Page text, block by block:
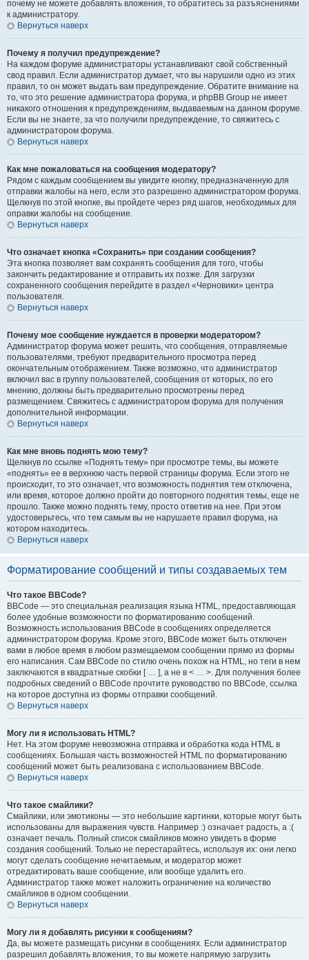
почему не можете добавлять вложения, то обратитесь за разъяснениями
к администратору.
Вернуться наверх
Почему я получил предупреждение?
На каждом форуме администраторы устанавливают свой собственный
свод правил. Если администратор думает, что вы нарушили одно из этих
правил, то он может выдать вам предупреждение. Обратите внимание на
то, что это решение администратора форума, и phpBB Group не имеет
никакого отношения к предупреждениям, выдаваемым на данном форуме.
Если вы не знаете, за что получили предупреждение, то свяжитесь с
администратором форума.
Вернуться наверх
Как мне пожаловаться на сообщения модератору?
Рядом с каждым сообщением вы увидите кнопку, предназначенную для
отправки жалобы на него, если это разрешено администратором форума.
Щелкнув по этой кнопке, вы пройдете через ряд шагов, необходимых для
оправки жалобы на сообщение.
Вернуться наверх
Что означает кнопка «Сохранить» при создании сообщения?
Эта кнопка позволяет вам сохранять сообщения для того, чтобы
закончить редактирование и отправить их позже. Для загрузки
сохраненного сообщения перейдите в раздел «Черновики» центра
пользователя.
Вернуться наверх
Почему мое сообщение нуждается в проверки модератором?
Администратор форума может решить, что сообщения, отправляемые
пользователями, требуют предварительного просмотра перед
окончательным отображением. Также возможно, что администратор
включил вас в группу пользователей, сообщения от которых, по его
мнению, должны быть предварительно просмотрены перед
размещением. Свяжитесь с администратором форума для получения
дополнительной информации.
Вернуться наверх
Как мне вновь поднять мою тему?
Щелкнув по ссылке «Поднять тему» при просмотре темы, вы можете
«поднять» ее в верхнюю часть первой страницы форума. Если этого не
происходит, то это означает, что возможность поднятия тем отключена,
или время, которое должно пройти до повторного поднятия темы, еще не
прошло. Также можно поднять тему, просто ответив на нее. При этом
удостоверьтесь, что тем самым вы не нарушаете правил форума, на
котором находитесь.
Вернуться наверх
Форматирование сообщений и типы создаваемых тем
Что такое BBCode?
BBCode — это специальная реализация языка HTML, предоставляющая
более удобные возможности по форматированию сообщений.
Возможность использования BBCode в сообщениях определяется
администратором форума. Кроме этого, BBCode может быть отключен
вами в любое время в любом размещаемом сообщении прямо из формы
его написания. Сам BBCode по стилю очень похож на HTML, но теги в нем
заключаются в квадратные скобки [ … ], а не в < … >. Для получения более
подробных сведений о BBCode прочтите руководство по BBCode, ссылка
на которое доступна из формы отправки сообщений.
Вернуться наверх
Могу ли я использовать HTML?
Нет. На этом форуме невозможна отправка и обработка кода HTML в
сообщениях. Большая часть возможностей HTML по форматированию
сообщений может быть реализована с использованием BBCode.
Вернуться наверх
Что такое смайлики?
Смайлики, или эмотиконы — это небольшие картинки, которые могут быть
использованы для выражения чувств. Например :) означает радость, а :(
означает печаль. Полный список смайликов можно увидеть в форме
создания сообщений. Только не перестарайтесь, используя их: они легко
могут сделать сообщение нечитаемым, и модератор может
отредактировать ваше сообщение, или вообще удалить его.
Администратор также может наложить ограничение на количество
смайликов в одном сообщении.
Вернуться наверх
Могу ли я добавлять рисунки к сообщениям?
Да, вы можете размещать рисунки в сообщениях. Если администратор
разрешил добавлять вложения, то вы можете напрямую загрузить